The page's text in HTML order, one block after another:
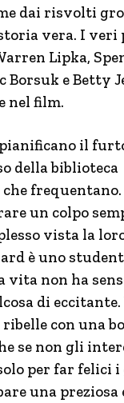
dai risvolti
vera. I
Lipka,
Borsuk e Betty
nel film.
il
della biblioteca
un colpo
vista la
è uno
vita non ha
di
con una
se non gli
per far felici
una preziosa